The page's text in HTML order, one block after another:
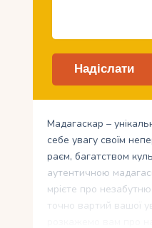
Мадагаскар –
себе увагу своїм
раєм, багатством
аутентичною
мрієте про
точно вартий вашої